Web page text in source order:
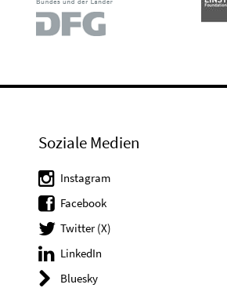
Soziale Medien
Instagram
Facebook
Twitter (X)
LinkedIn
Bluesky